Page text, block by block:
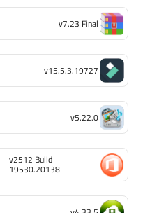
v7.23 Final
v15.5.3.19727
v5.22.0
v2512 Build
19530.20138